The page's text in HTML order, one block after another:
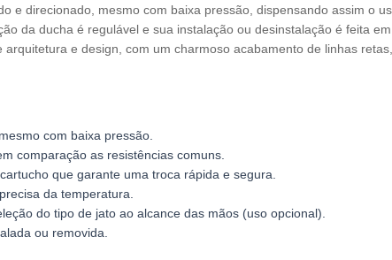
e direcionado, mesmo com baixa pressão, dispensando assim o
da ducha é regulável e sua instalação ou desinstalação é feita
e design, com um charmoso acabamento de linhas
com baixa pressão.
comparação as resistências comuns.
que garante uma troca rápida e segura.
da temperatura.
do tipo de jato ao alcance das mãos (uso opcional).
ou removida.